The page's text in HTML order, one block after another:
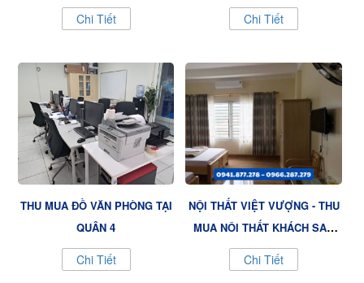
SẠN Ở QUẬN 10 GIÁ TỐT,
QUY TRÌNH MINH BẠCH
Chi Tiết
CHÁNH GIÁ CAO, DỊCH VỤ
TẬN NƠI!
Chi Tiết
THU MUA ĐỒ VĂN PHÒNG TẠI
QUẬN 4
Chi Tiết
NỘI THẤT VIỆT VƯỢNG - THU
MUA NỘI THẤT KHÁCH SẠN
QUẬN 9 NHANH GỌN, GIÁ
CAO
Chi Tiết